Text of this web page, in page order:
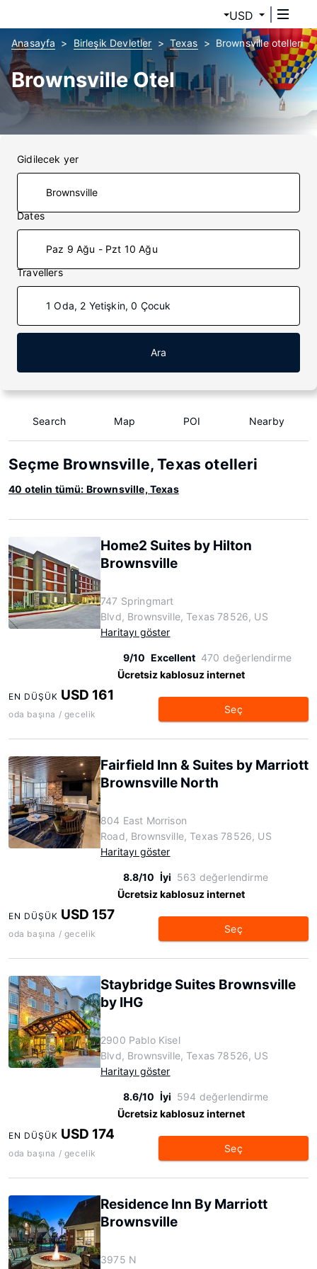
USD
Anasayfa Birleşik Devletler Texas Brownsville otelleri
Brownsville Otel
Gidilecek yer
Dates
Paz 9 Ağu - Pzt 10 Ağu
Travellers
1 Oda, 2 Yetişkin, 0 Çocuk
Ara
Search Map POI Nearby
Seçme Brownsville, Texas otelleri
40 otelin tümü: Brownsville, Texas
Home2 Suites by Hilton
Brownsville
747 Springmart
Blvd, Brownsville, Texas 78526, US
Haritayı göster
9/10 Excellent 470 değerlendirme
Ücretsiz kablosuz internet
EN DÜŞÜK USD 161
oda başına / gecelik Seç
Fairfield Inn & Suites by Marriott
Brownsville North
804 East Morrison
Road, Brownsville, Texas 78526, US
Haritayı göster
8.8/10 İyi 563 değerlendirme
Ücretsiz kablosuz internet
EN DÜŞÜK USD 157
oda başına / gecelik Seç
Staybridge Suites Brownsville
by IHG
2900 Pablo Kisel
Blvd, Brownsville, Texas 78526, US
Haritayı göster
8.6/10 İyi 594 değerlendirme
Ücretsiz kablosuz internet
EN DÜŞÜK USD 174
oda başına / gecelik Seç
Residence Inn By Marriott
Brownsville
3975 N